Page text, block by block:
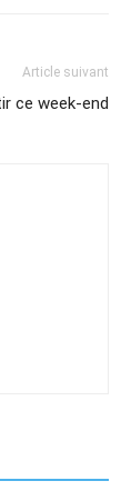
Article suivant
ce week-end